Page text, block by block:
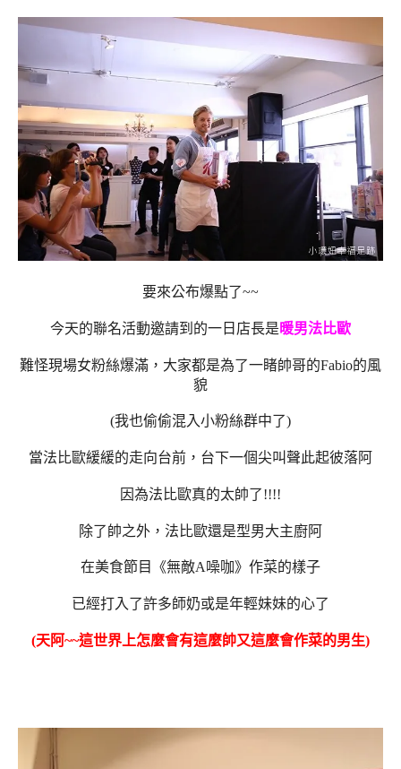
要來公布爆點了~~
今天的聯名活動邀請到的一日店長是 暖男法比歐
難怪現場女粉絲爆滿，大家都是為了一睹帥哥的Fabio的風
貌
(我也偷偷混入小粉絲群中了)
當法比歐緩緩的走向台前，台下一個尖叫聲此起彼落阿
因為法比歐真的太帥了!!!!
除了帥之外，法比歐還是型男大主廚阿
在美食節目《無敵A噪咖》作菜的樣子
已經打入了許多師奶或是年輕妹妹的心了
(天阿~~這世界上怎麼會有這麼帥又這麼會作菜的男生)